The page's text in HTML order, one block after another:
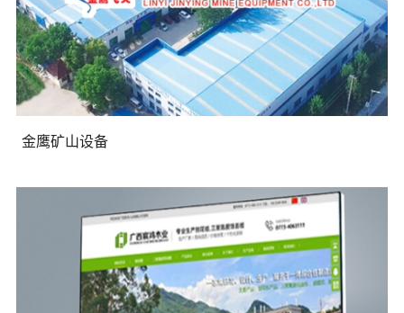
金鹰矿山设备